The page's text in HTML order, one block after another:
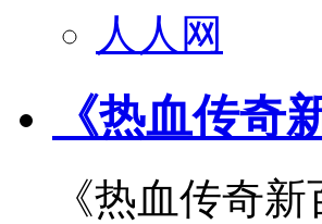
人人网
《热血传奇
《热血传奇